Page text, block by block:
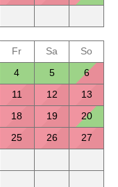
Fr Sa
So
4 5
6
11 12
13
18 19
20
25 26
27